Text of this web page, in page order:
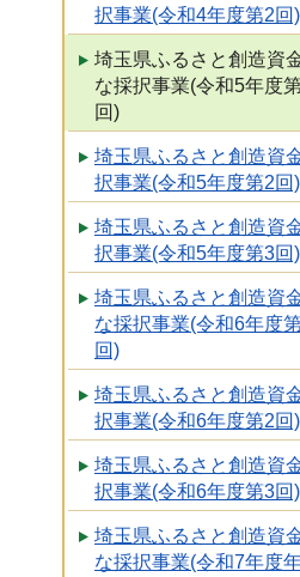
択事業(令和4年度第2回)
埼玉県ふるさと創造資
な採択事業(令和5年度
回)
埼玉県ふるさと創造資
択事業(令和5年度第2回)
埼玉県ふるさと創造資
択事業(令和5年度第3回)
埼玉県ふるさと創造資
な採択事業(令和6年度
回)
埼玉県ふるさと創造資
択事業(令和6年度第2回)
埼玉県ふるさと創造資
択事業(令和6年度第3回)
埼玉県ふるさと創造資
な採択事業(令和7年度